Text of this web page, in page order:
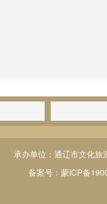
承办单位：通辽市文化旅
备案号：蒙ICP备